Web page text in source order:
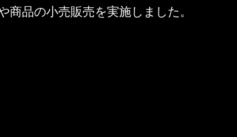
品の小売販売を実施しました。